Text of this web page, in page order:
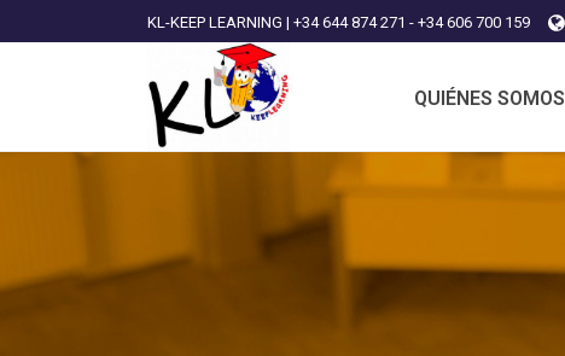
KL-KEEP LEARNING | +34 644 874 271 - +34 606 700 159
QUIÉNES SOMOS